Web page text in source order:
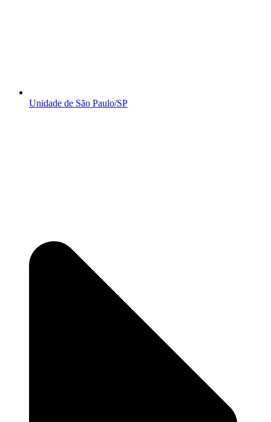
Unidade de São Paulo/SP